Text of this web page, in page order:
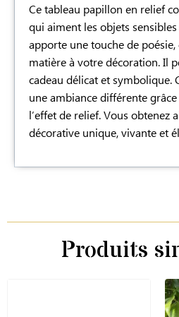
Ce tableau papillon en relief
qui aiment les objets
apporte une touche de
matière à votre décoration. Il
cadeau délicat et symbolique.
une ambiance différente
l’effet de relief. Vous obtenez
décorative unique, vivante et
Produits